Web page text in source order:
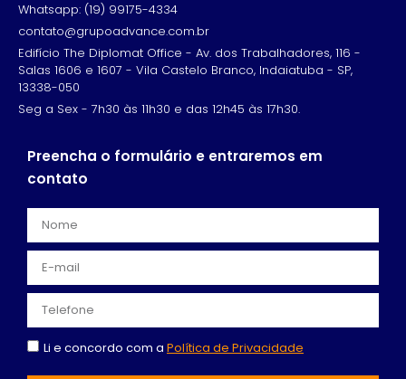
Whatsapp: (19) 99175-4334
contato@grupoadvance.com.br
Edifício The Diplomat Office - Av. dos Trabalhadores, 116 -
Salas 1606 e 1607 - Vila Castelo Branco, Indaiatuba - SP,
13338-050
Seg a Sex - 7h30 às 11h30 e das 12h45 às 17h30.
Preencha o formulário e entraremos em
contato
Li e concordo com a Política de Privacidade